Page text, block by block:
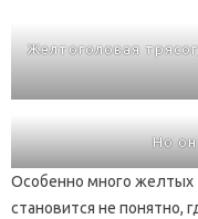
Желтоголовая
Но он
Особенно много желтых
становится не понятно,